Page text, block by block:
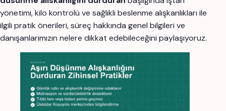
yönetimi, kilo kontrolü ve sağlıklı beslenme alışkanlıkları ile
ilgili pratik önerileri, süreç hakkında genel bilgileri ve
danışanlarımızın nelere dikkat edebileceğini paylaşıyoruz.